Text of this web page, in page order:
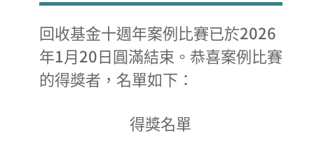
回收基金十週年案例比賽已於2026
年1月20日圓滿結束。恭喜案例比賽
的得獎者，名單如下：
得獎名單